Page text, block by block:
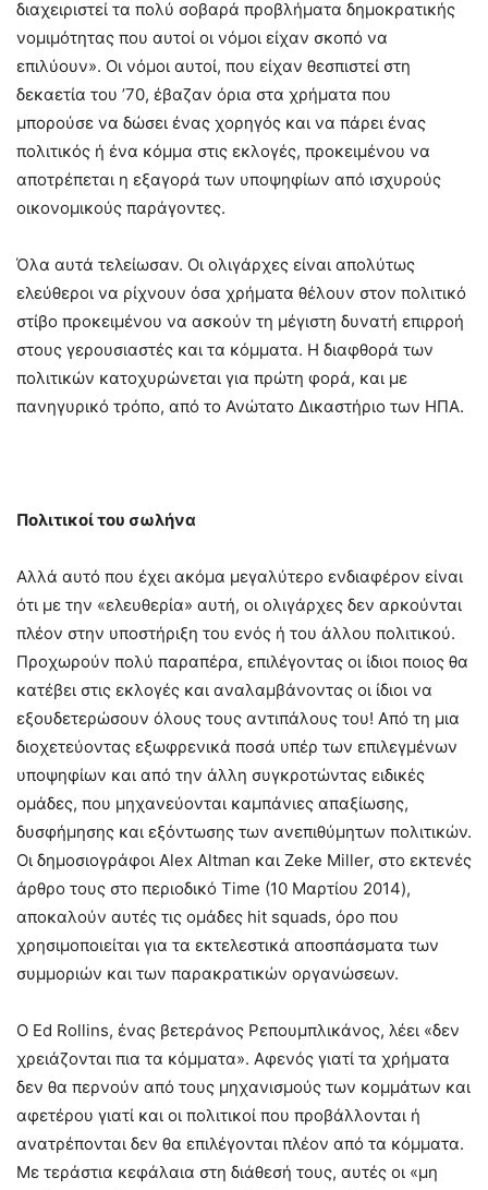
διαχειριστεί τα πολύ σοβαρά προβλήματα δημοκρατικής
νομιμότητας που αυτοί οι νόμοι είχαν σκοπό να
επιλύουν». Οι νόμοι αυτοί, που είχαν θεσπιστεί στη
δεκαετία του ’70, έβαζαν όρια στα χρήματα που
μπορούσε να δώσει ένας χορηγός και να πάρει ένας
πολιτικός ή ένα κόμμα στις εκλογές, προκειμένου να
αποτρέπεται η εξαγορά των υποψηφίων από ισχυρούς
οικονομικούς παράγοντες.
Όλα αυτά τελείωσαν. Οι ολιγάρχες είναι απολύτως
ελεύθεροι να ρίχνουν όσα χρήματα θέλουν στον πολιτικό
στίβο προκειμένου να ασκούν τη μέγιστη δυνατή επιρροή
στους γερουσιαστές και τα κόμματα. Η διαφθορά των
πολιτικών κατοχυρώνεται για πρώτη φορά, και με
πανηγυρικό τρόπο, από το Ανώτατο Δικαστήριο των ΗΠΑ.
Πολιτικοί του σωλήνα
Αλλά αυτό που έχει ακόμα μεγαλύτερο ενδιαφέρον είναι
ότι με την «ελευθερία» αυτή, οι ολιγάρχες δεν αρκούνται
πλέον στην υποστήριξη του ενός ή του άλλου πολιτικού.
Προχωρούν πολύ παραπέρα, επιλέγοντας οι ίδιοι ποιος θα
κατέβει στις εκλογές και αναλαμβάνοντας οι ίδιοι να
εξουδετερώσουν όλους τους αντιπάλους του! Από τη μια
διοχετεύοντας εξωφρενικά ποσά υπέρ των επιλεγμένων
υποψηφίων και από την άλλη συγκροτώντας ειδικές
ομάδες, που μηχανεύονται καμπάνιες απαξίωσης,
δυσφήμησης και εξόντωσης των ανεπιθύμητων πολιτικών.
Οι δημοσιογράφοι Alex Altman και Zeke Miller, στο εκτενές
άρθρο τους στο περιοδικό Time (10 Μαρτίου 2014),
αποκαλούν αυτές τις ομάδες hit squads, όρο που
χρησιμοποιείται για τα εκτελεστικά αποσπάσματα των
συμμοριών και των παρακρατικών οργανώσεων.
Ο Ed Rollins, ένας βετεράνος Ρεπουμπλικάνος, λέει «δεν
χρειάζονται πια τα κόμματα». Αφενός γιατί τα χρήματα
δεν θα περνούν από τους μηχανισμούς των κομμάτων και
αφετέρου γιατί και οι πολιτικοί που προβάλλονται ή
ανατρέπονται δεν θα επιλέγονται πλέον από τα κόμματα.
Με τεράστια κεφάλαια στη διάθεσή τους, αυτές οι «μη